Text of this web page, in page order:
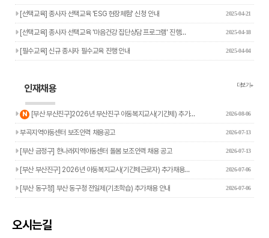
[선택교육] 종사자 선택교육 'ESG 현장체험' 신청 안내 2025-04-21
[선택교육] 종사자 선택교육 '마음건강 집단상담 프로그램' 진행… 2025-04-18
[필수교육] 신규 종사자 필수교육 진행 안내 2025-04-04
인재채용 더보기+
N
새글
[부산 부산진구]2026년 부산진구 아동복지교사(기간제) 추가… 2026-08-06
부곡지역아동센터 보조인력 채용공고 2026-07-13
[부산 금정구] 한나래지역아동센터 돌봄 보조인력 채용 공고 2026-07-13
[부산 부산진구] 2026년 아동복지교사(기간제근로자) 추가채용… 2026-07-06
[부산 동구청] 부산 동구청 전일제(기초학습) 추가채용 안내 2026-07-06
오시는길